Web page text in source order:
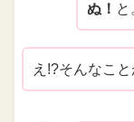
ぬ！ と
え!?そんなこ